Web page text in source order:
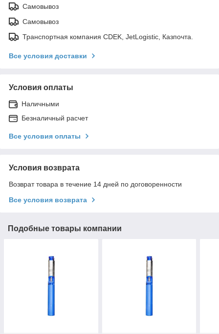
Самовывоз
Самовывоз
Транспортная компания CDEK, JetLogistic, Казпочта.
Все условия доставки
Условия оплаты
Наличными
Безналичный расчет
Все условия оплаты
Условия возврата
Возврат товара в течение 14 дней по договоренности
Все условия возврата
Подобные товары компании